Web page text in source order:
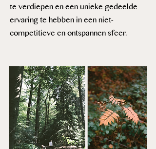
te verdiepen en een unieke gedeelde
ervaring te hebben in een niet-
competitieve en ontspannen sfeer.